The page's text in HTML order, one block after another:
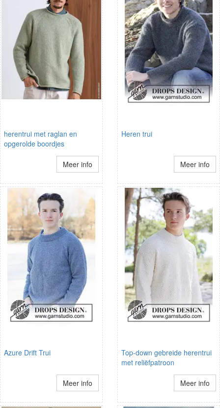
herentrui met raglan en
opgerolde boordjes
Meer info
Heren trui
Meer info
Azure Drift Trui
Meer info
Top-down gebreide herentrui
met reliëfpatroon
Meer info